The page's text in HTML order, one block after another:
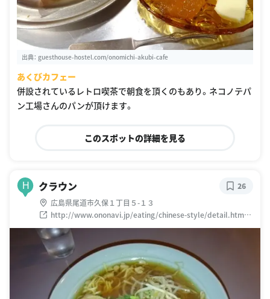
出典： guesthouse-hostel.com/onomichi-akubi-cafe
あくびカフェー
併設されているレトロ喫茶で朝食を頂くのもあり。ネコノテパ
ン工場さんのパンが頂けます。
このスポットの詳細を見る
H クラウン
広島県尾道市久保１丁目５-１３
http://www.ononavi.jp/eating/chinese-style/detail.html?
detail_id=512
26